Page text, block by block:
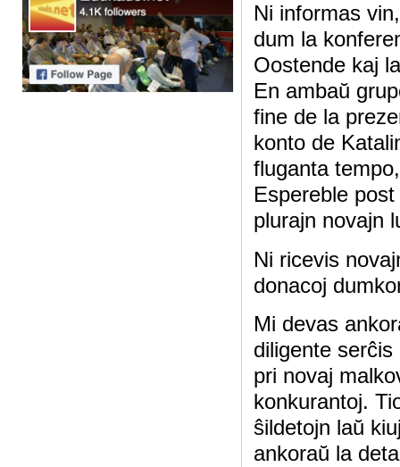
Ni informas
dum la
Oostende kaj
En ambaŭ
fine de la
konto de
fluganta
Espereble
plurajn novajn
Ni ricevis
donacoj
Mi devas
diligente
pri novaj
konkurantoj.
ŝildetojn laŭ
ankoraŭ la